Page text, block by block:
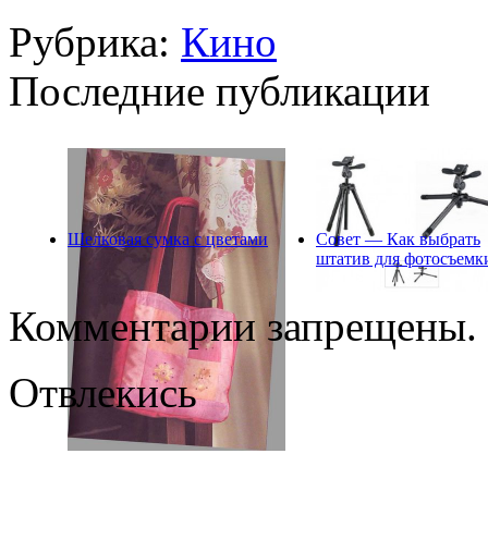
Рубрика: Кино
Последние публикации
Шелковая сумка с цветами
Совет — Как выбрать
штатив для
Комментарии запрещены.
Отвлекись